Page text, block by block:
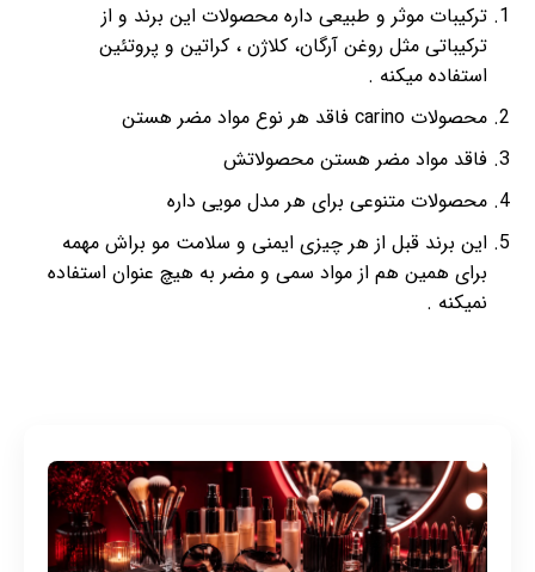
ترکیبات موثر و طبیعی داره محصولات این برند و از
ترکیباتی مثل روغن آرگان، کلاژن ، کراتین و پروتئین
استفاده میکنه .
محصولات carino فاقد هر نوع مواد مضر هستن
فاقد مواد مضر هستن محصولاتش
محصولات متنوعی برای هر مدل مویی داره
این برند قبل از هر چیزی ایمنی و سلامت مو براش مهمه
برای همین هم از مواد سمی و مضر به هیچ عنوان استفاده
نمیکنه .